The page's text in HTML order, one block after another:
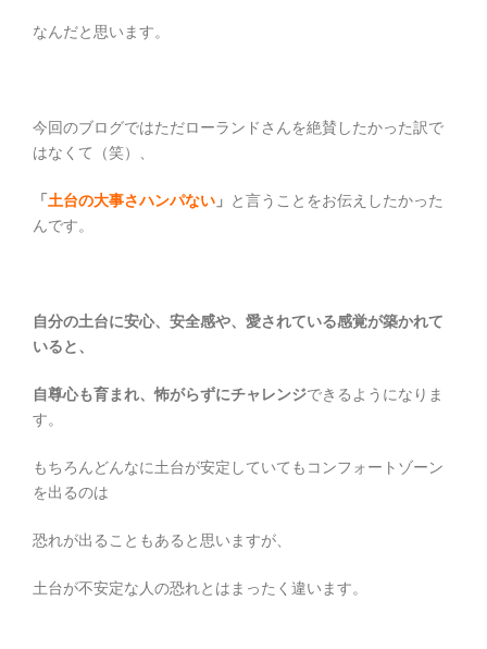
なんだと思います。
今回のブログではただローランドさんを絶賛したかった訳で
はなくて（笑）、
「 土台の大事さハンパない 」 と言うことをお伝えしたかった
んです。
自分の土台に安心、安全感や、愛されている感覚が築かれて
いると、
自尊心も育まれ、怖がらずにチャレンジできるようになりま
す。
もちろんどんなに土台が安定していてもコンフォートゾーン
を出るのは
恐れが出ることもあると思いますが、
土台が不安定な人の恐れとはまったく違います。